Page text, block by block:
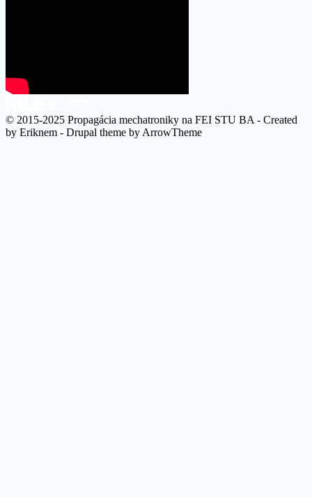
© 2015-2025 Propagácia mechatroniky na FEI STU BA - Created
by Eriknem - Drupal theme by ArrowTheme